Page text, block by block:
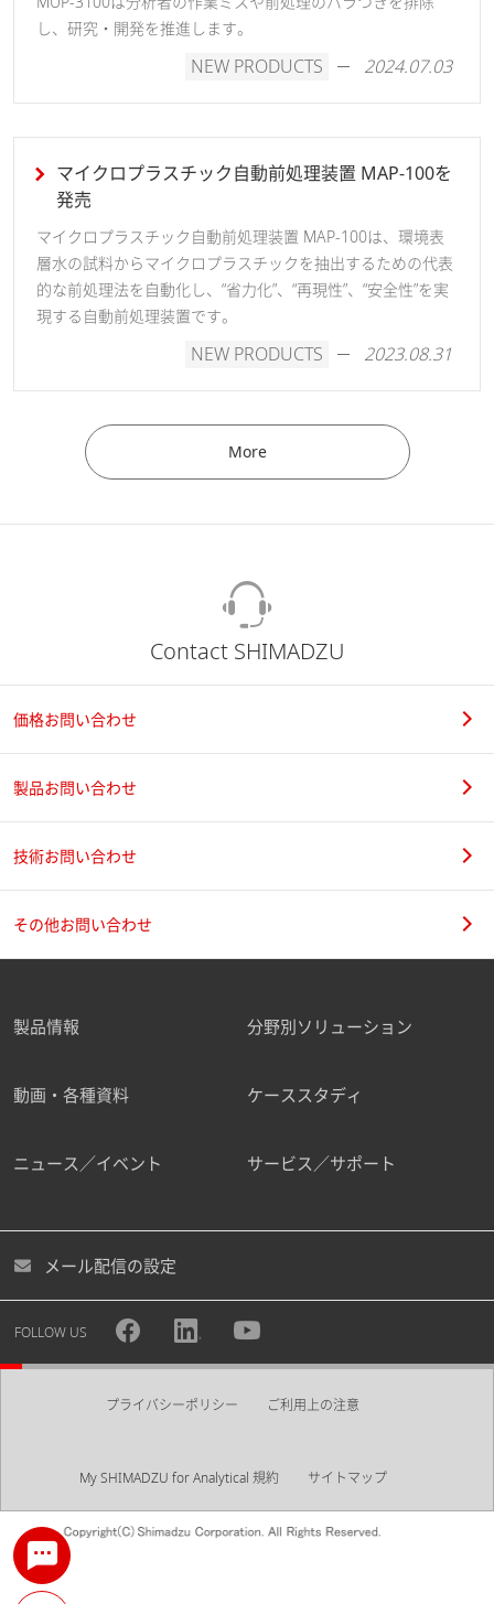
し、研究・開発を推進します。
NEW PRODUCTS 2024.07.03
マイクロプラスチック自動前処理装置 MAP-100を
発売
マイクロプラスチック自動前処理装置 MAP-100は、環境表
層水の試料からマイクロプラスチックを抽出するための代表
的な前処理法を自動化し、“省力化”、“再現性”、“安全性”を実
現する自動前処理装置です。
NEW PRODUCTS 2023.08.31
More
Contact SHIMADZU
価格お問い合わせ
製品お問い合わせ
技術お問い合わせ
その他お問い合わせ
製品情報 分野別ソリューション
動画・各種資料 ケーススタディ
ニュース／イベント サービス／サポート
メール配信の設定
FOLLOW US
プライバシーポリシー ご利用上の注意
My SHIMADZU for Analytical 規約 サイトマップ